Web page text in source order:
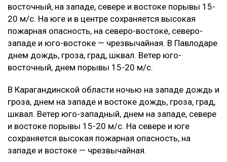
восточный, на западе, севере и востоке порывы 15-
20 м/с. На юге и в центре сохраняется высокая
пожарная опасность, на северо-востоке, северо-
западе и юго-востоке — чрезвычайная. В Павлодаре
днем дождь, гроза, град, шквал. Ветер юго-
восточный, днем порывы 15-20 м/с.
В Карагандинской области ночью на западе дождь и
гроза, днем на западе и востоке дождь, гроза, град,
шквал. Ветер юго-западный, днем на западе, севере
и востоке порывы 15-20 м/с. На севере и юге
сохраняется высокая пожарная опасность, на
западе и востоке — чрезвычайная.